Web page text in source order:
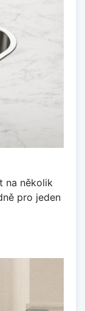
na několik
pro jeden